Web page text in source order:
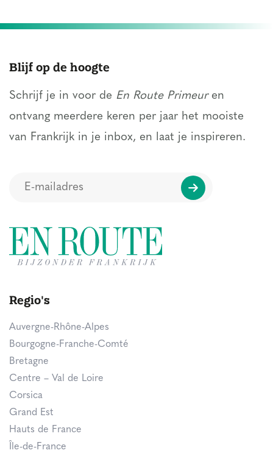
Blijf op de hoogte
Schrijf je in voor de En Route Primeuren
ontvang meerdere keren per jaar het mooiste
van Frankrijk in je inbox, en laat je inspireren.
Regio's
Auvergne-Rhône-Alpes
Bourgogne-Franche-Comté
Bretagne
Centre – Val de Loire
Corsica
Grand Est
Hauts de France
Île-de-France